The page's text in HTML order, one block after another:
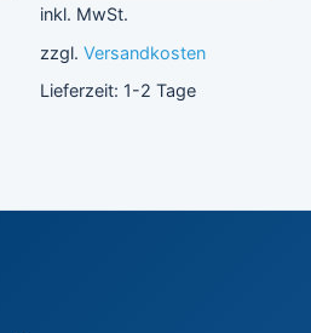
inkl. MwSt.
zzgl. Versandkosten
Lieferzeit: 1-2 Tage